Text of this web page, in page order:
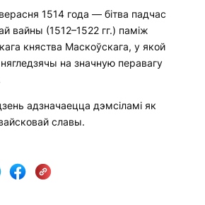
1514 года — бітва падчас
вайны (1512–1522 гг.) паміж
княства Маскоўскага, у якой
на ​​значную перавагу
адзначаецца дэмсіламі як
славы.